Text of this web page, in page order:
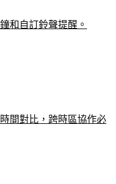
和自訂鈴聲提醒。
間對比，跨時區協作必